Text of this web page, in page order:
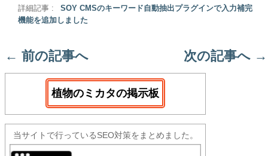
詳細記事 :
SOY CMSのキーワード自動抽出プラグインで入力補完
機能を追加しました
← 前の記事へ 次の記事へ →
植物のミカタの掲示板
当サイトで行っているSEO対策をまとめました。